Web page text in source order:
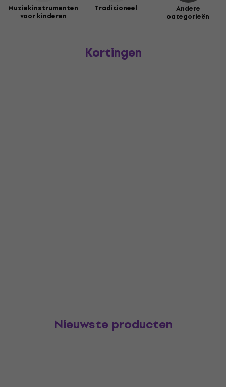
Muziekinstrumenten
voor kinderen
Traditioneel Andere
categorieën
Kortingen
Nieuwste producten